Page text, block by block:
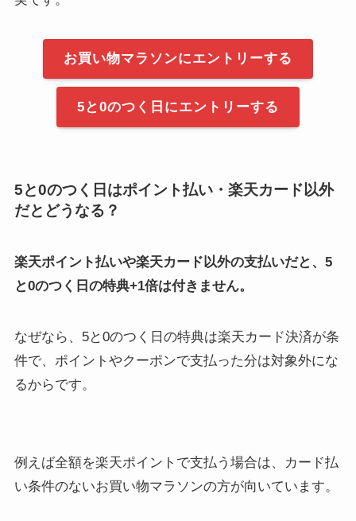
お買い物マラソンにエントリーする
5と0のつく日にエントリーする
5と0のつく日はポイント払い・楽天カード以外
だとどうなる？
楽天ポイント払いや楽天カード以外の支払いだと、5
と0のつく日の特典+1倍は付きません。
なぜなら、5と0のつく日の特典は楽天カード決済が条
件で、ポイントやクーポンで支払った分は対象外にな
るからです。
例えば全額を楽天ポイントで支払う場合は、カード払
い条件のないお買い物マラソンの方が向いています。